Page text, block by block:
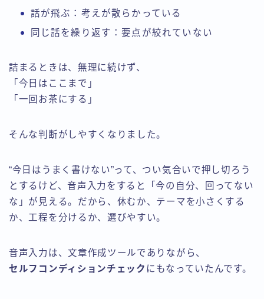
話が飛ぶ：考えが散らかっている
同じ話を繰り返す：要点が絞れていない
詰まるときは、無理に続けず、
「今日はここまで」
「一回お茶にする」
そんな判断がしやすくなりました。
“今日はうまく書けない”って、つい気合いで押し切ろう
とするけど、音声入力をすると「今の自分、回ってない
な」が見える。だから、休むか、テーマを小さくする
か、工程を分けるか、選びやすい。
音声入力は、文章作成ツールでありながら、
セルフコンディションチェック にもなっていたんです。